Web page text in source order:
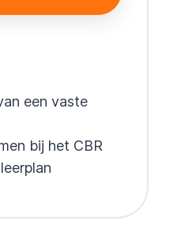
een vaste
bij het CBR